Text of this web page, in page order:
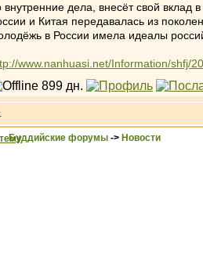
внутренние дела, внесёт свой вклад
и Китая передавалась из
в России имела идеалы
www.nanhuasi.net/Information/shfj/
Буддийские форумы -> Новости